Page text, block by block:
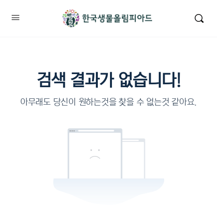
검색 결과가 없습니다!
아무래도 당신이 원하는것을 찾을 수 없는것 같아요.